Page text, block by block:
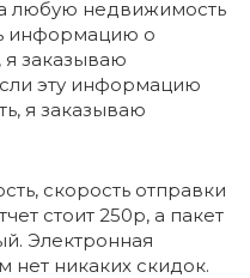
любую недвижимость
информацию о
я заказываю
эту информацию
я заказываю
скорость отправки
стоит 250р, а пакет
Электронная
нет никаких скидок.